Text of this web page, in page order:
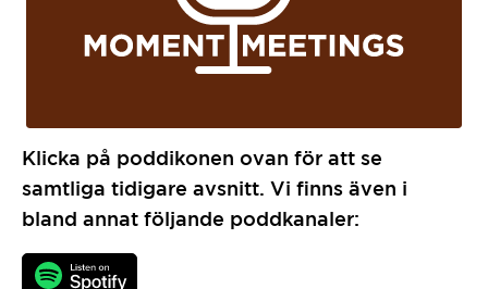
Klicka på poddikonen ovan för att se
samtliga tidigare avsnitt. Vi finns även i
bland annat följande poddkanaler: